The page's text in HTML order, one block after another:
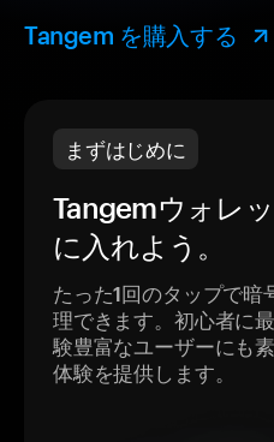
Tangem を購入する
まずはじめに
Tangemウォレ
に入れよう。
たった1回のタップで暗
理できます。初心者に
験豊富なユーザーにも
体験を提供します。